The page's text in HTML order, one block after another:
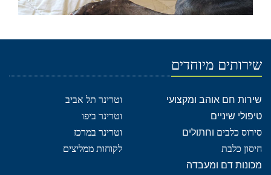
שירותים מיוחדים
שירות חם אוהב ומקצועי
וטרינר תל אביב
טיפולי שיניים
וטרינר ביפו
סירוס כלבים וחתולים
וטרינר במרכז
חיסון כלבת
לקוחות ממליצים
מכונות דם ומעבדה